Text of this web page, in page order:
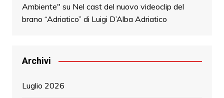
Ambiente" su Nel cast del nuovo videoclip del
brano “Adriatico” di Luigi D’Alba Adriatico
Archivi
Luglio 2026